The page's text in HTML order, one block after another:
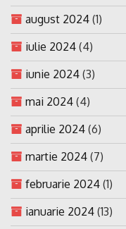
august 2024 (1)
iulie 2024 (4)
iunie 2024 (3)
mai 2024 (4)
aprilie 2024 (6)
martie 2024 (7)
februarie 2024 (1)
ianuarie 2024 (13)